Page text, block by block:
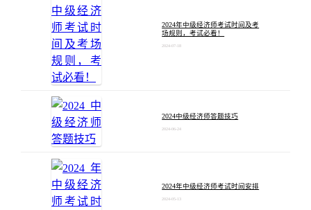
2024年中级经济师考试时间及考
场规则，考试必看！
2024-07-18
2024中级经济师答题技巧
2024-06-24
2024年中级经济师考试时间安排
2024-05-13